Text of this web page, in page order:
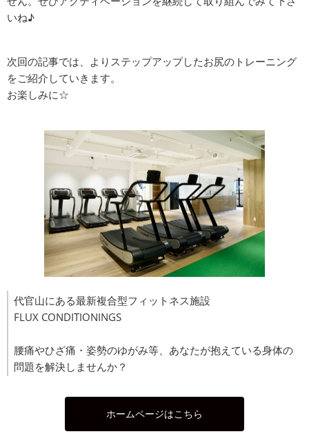
いね♪
次回の記事では、よりステップアップしたお尻のトレーニング
をご紹介していきます。
お楽しみに☆
代官山にある最新複合型フィットネス施設
FLUX CONDITIONINGS
腰痛やひざ痛・姿勢のゆがみ等、あなたが抱えている身体の
問題を解決しませんか？
ホームページはこちら